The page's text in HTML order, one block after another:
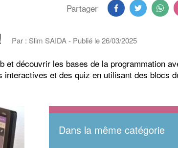
Partager
Par : Slim SAIDA - Publié le 26/03/2025
et découvrir les bases de la programmation
et des quiz en utilisant des blocs
Dans la même catégorie